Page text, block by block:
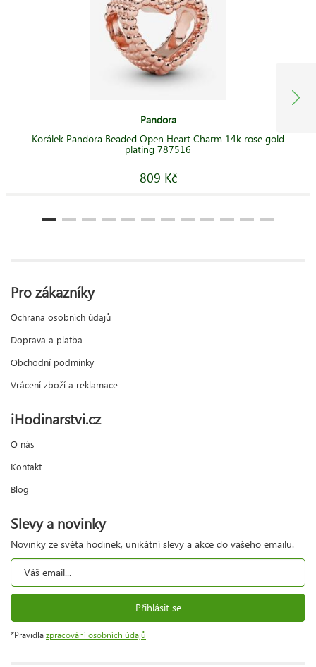
Pandora
Korálek Pandora Beaded Open Heart Charm 14k rose gold
plating 787516
809 Kč
Pro zákazníky
Ochrana osobních údajů
Doprava a platba
Obchodní podmínky
Vrácení zboží a reklamace
iHodinarstvi.cz
O nás
Kontakt
Blog
Slevy a novinky
Novinky ze světa hodinek, unikátní slevy a akce do vašeho emailu.
Přihlásit se
*Pravidla zpracování osobních údajů